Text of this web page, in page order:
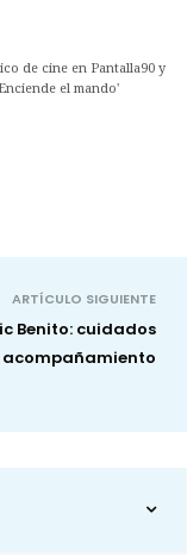
de cine en Pantalla90 y
el mando'
ARTÍCULO SIGUIENTE
Benito: cuidados